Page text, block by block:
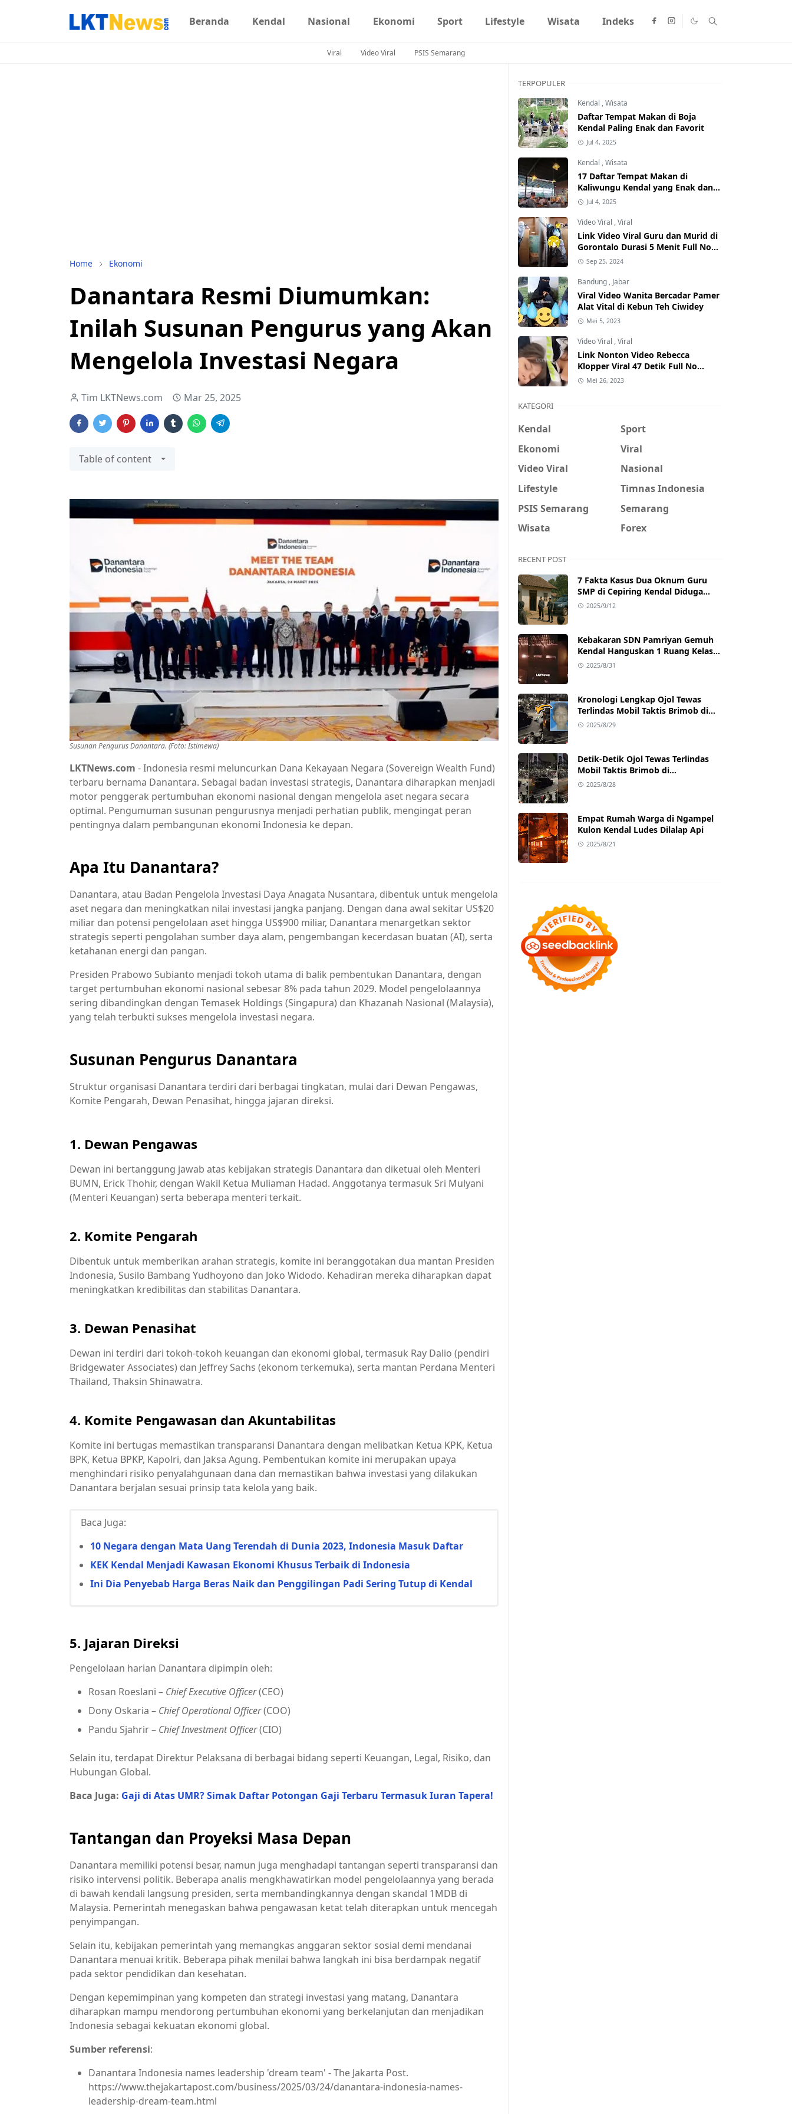
Beranda Kendal Nasional Ekonomi Sport Lifestyle Wisata Indeks
Viral Video Viral PSIS Semarang
Home Ekonomi
Danantara Resmi Diumumkan:
Inilah Susunan Pengurus yang Akan
Mengelola Investasi Negara
Tim LKTNews.com Mar 25, 2025
Table of content
Susunan Pengurus Danantara. (Foto: Istimewa)
LKTNews.com - Indonesia resmi meluncurkan Dana Kekayaan Negara (Sovereign Wealth Fund)
terbaru bernama Danantara. Sebagai badan investasi strategis, Danantara diharapkan menjadi
motor penggerak pertumbuhan ekonomi nasional dengan mengelola aset negara secara
optimal. Pengumuman susunan pengurusnya menjadi perhatian publik, mengingat peran
pentingnya dalam pembangunan ekonomi Indonesia ke depan.
Apa Itu Danantara?
Danantara, atau Badan Pengelola Investasi Daya Anagata Nusantara, dibentuk untuk mengelola
aset negara dan meningkatkan nilai investasi jangka panjang. Dengan dana awal sekitar US$20
miliar dan potensi pengelolaan aset hingga US$900 miliar, Danantara menargetkan sektor
strategis seperti pengolahan sumber daya alam, pengembangan kecerdasan buatan (AI), serta
ketahanan energi dan pangan.
Presiden Prabowo Subianto menjadi tokoh utama di balik pembentukan Danantara, dengan
target pertumbuhan ekonomi nasional sebesar 8% pada tahun 2029. Model pengelolaannya
sering dibandingkan dengan Temasek Holdings (Singapura) dan Khazanah Nasional (Malaysia),
yang telah terbukti sukses mengelola investasi negara.
Susunan Pengurus Danantara
Struktur organisasi Danantara terdiri dari berbagai tingkatan, mulai dari Dewan Pengawas,
Komite Pengarah, Dewan Penasihat, hingga jajaran direksi.
1. Dewan Pengawas
Dewan ini bertanggung jawab atas kebijakan strategis Danantara dan diketuai oleh Menteri
BUMN, Erick Thohir, dengan Wakil Ketua Muliaman Hadad. Anggotanya termasuk Sri Mulyani
(Menteri Keuangan) serta beberapa menteri terkait.
2. Komite Pengarah
Dibentuk untuk memberikan arahan strategis, komite ini beranggotakan dua mantan Presiden
Indonesia, Susilo Bambang Yudhoyono dan Joko Widodo. Kehadiran mereka diharapkan dapat
meningkatkan kredibilitas dan stabilitas Danantara.
3. Dewan Penasihat
Dewan ini terdiri dari tokoh-tokoh keuangan dan ekonomi global, termasuk Ray Dalio (pendiri
Bridgewater Associates) dan Jeffrey Sachs (ekonom terkemuka), serta mantan Perdana Menteri
Thailand, Thaksin Shinawatra.
4. Komite Pengawasan dan Akuntabilitas
Komite ini bertugas memastikan transparansi Danantara dengan melibatkan Ketua KPK, Ketua
BPK, Ketua BPKP, Kapolri, dan Jaksa Agung. Pembentukan komite ini merupakan upaya
menghindari risiko penyalahgunaan dana dan memastikan bahwa investasi yang dilakukan
Danantara berjalan sesuai prinsip tata kelola yang baik.
Baca Juga:
10 Negara dengan Mata Uang Terendah di Dunia 2023, Indonesia Masuk Daftar
KEK Kendal Menjadi Kawasan Ekonomi Khusus Terbaik di Indonesia
Ini Dia Penyebab Harga Beras Naik dan Penggilingan Padi Sering Tutup di Kendal
5. Jajaran Direksi
Pengelolaan harian Danantara dipimpin oleh:
Rosan Roeslani – Chief Executive Officer(CEO)
Dony Oskaria – Chief Operational Officer(COO)
Pandu Sjahrir – Chief Investment Officer(CIO)
Selain itu, terdapat Direktur Pelaksana di berbagai bidang seperti Keuangan, Legal, Risiko, dan
Hubungan Global.
Baca Juga: Gaji di Atas UMR? Simak Daftar Potongan Gaji Terbaru Termasuk Iuran Tapera!
Tantangan dan Proyeksi Masa Depan
Danantara memiliki potensi besar, namun juga menghadapi tantangan seperti transparansi dan
risiko intervensi politik. Beberapa analis mengkhawatirkan model pengelolaannya yang berada
di bawah kendali langsung presiden, serta membandingkannya dengan skandal 1MDB di
Malaysia. Pemerintah menegaskan bahwa pengawasan ketat telah diterapkan untuk mencegah
penyimpangan.
Selain itu, kebijakan pemerintah yang memangkas anggaran sektor sosial demi mendanai
Danantara menuai kritik. Beberapa pihak menilai bahwa langkah ini bisa berdampak negatif
pada sektor pendidikan dan kesehatan.
Dengan kepemimpinan yang kompeten dan strategi investasi yang matang, Danantara
diharapkan mampu mendorong pertumbuhan ekonomi yang berkelanjutan dan menjadikan
Indonesia sebagai kekuatan ekonomi global.
Sumber referensi:
Danantara Indonesia names leadership 'dream team' - The Jakarta Post.
https://www.thejakartapost.com/business/2025/03/24/danantara-indonesia-names-
leadership-dream-team.html
TERPOPULER
Kendal ,Wisata
Daftar Tempat Makan di Boja
Kendal Paling Enak dan Favorit
Jul 4, 2025
Kendal ,Wisata
17 Daftar Tempat Makan di
Kaliwungu Kendal yang Enak dan
Populer
Jul 4, 2025
Video Viral ,Viral
Link Video Viral Guru dan Murid di
Gorontalo Durasi 5 Menit Full No
Sensor Bertebaran di Internet,
Hati-Hati Phising!
Sep 25, 2024
Bandung , Jabar
Viral Video Wanita Bercadar Pamer
Alat Vital di Kebun Teh Ciwidey
Mei 5, 2023
Video Viral ,Viral
Link Nonton Video Rebecca
Klopper Viral 47 Detik Full No
Sensor Bertebaran di Internet,
Mei 26, 2023
KATEGORI
Kendal
Sport
Ekonomi
Viral
Video Viral
Nasional
Lifestyle
Timnas Indonesia
PSIS Semarang
Semarang
Wisata
Forex
RECENT POST
7 Fakta Kasus Dua Oknum Guru
SMP di Cepiring Kendal Diduga
Berselingkuh: Kronologi,
2025/9/12
Kebakaran SDN Pamriyan Gemuh
Kendal Hanguskan 1 Ruang Kelas
dan Toilet
2025/8/31
Kronologi Lengkap Ojol Tewas
Terlindas Mobil Taktis Brimob di
Pejompongan, Ternyata Sedang
2025/8/29
Detik-Detik Ojol Tewas Terlindas
Mobil Taktis Brimob di
Pejompongan, Viral di Medsos
2025/8/28
Empat Rumah Warga di Ngampel
Kulon Kendal Ludes Dilalap Api
2025/8/21